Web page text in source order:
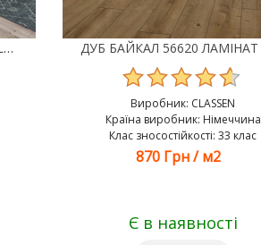
ДУБ ДАРГІН 56621 ЛАМІНАТ CLASSEN TREND 4V WR
Виробник: CLASSEN
Країна виробник: Німеччина
Клас зносостійкості: 33 клас
870 Грн /м2
Є в наявності